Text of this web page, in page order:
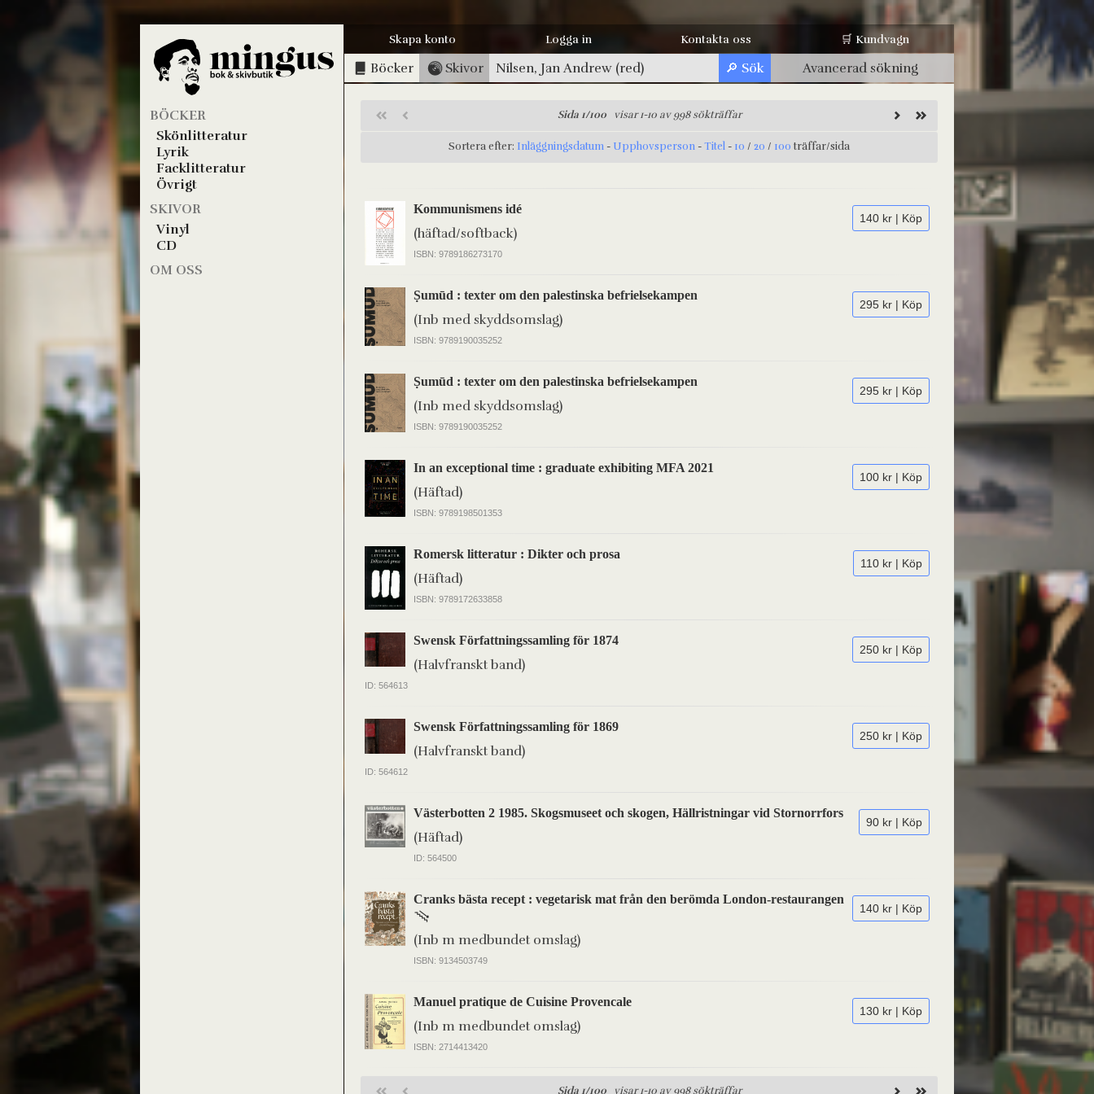
BÖCKER
Skönlitteratur
Lyrik
Facklitteratur
Övrigt
SKIVOR
Vinyl
CD
OM OSS
Skapa konto Logga in Kontakta oss 🛒 Kundvagn
Böcker Skivor Avancerad sökning
Sida 1/100visar 1-10 av 998 sökträffar
Sortera efter: Inläggningsdatum - Upphovsperson -Titel - 10 / 20 / 100 träffar/sida
140 kr | Köp
Kommunismens idé
(häftad/softback)
ISBN: 9789186273170
295 kr | Köp
Ṣumūd : texter om den palestinska befrielsekampen
(Inb med skyddsomslag)
ISBN: 9789190035252
295 kr | Köp
Ṣumūd : texter om den palestinska befrielsekampen
(Inb med skyddsomslag)
ISBN: 9789190035252
100 kr | Köp
In an exceptional time : graduate exhibiting MFA 2021
(Häftad)
ISBN: 9789198501353
110 kr | Köp
Romersk litteratur : Dikter och prosa
(Häftad)
ISBN: 9789172633858
250 kr | Köp
Swensk Författningssamling för 1874
(Halvfranskt band)
ID: 564613
250 kr | Köp
Swensk Författningssamling för 1869
(Halvfranskt band)
ID: 564612
90 kr | Köp
Västerbotten 2 1985. Skogsmuseet och skogen, Hällristningar vid Stornorrfors
(Häftad)
ID: 564500
140 kr | Köp
Cranks bästa recept : vegetarisk mat från den berömda London-restaurangen
(Inb m medbundet omslag)
ISBN: 9134503749
130 kr | Köp
Manuel pratique de Cuisine Provencale
(Inb m medbundet omslag)
ISBN: 2714413420
Sida 1/100visar 1-10 av 998 sökträffar